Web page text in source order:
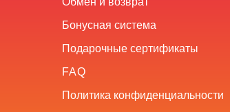
Политика конфиденциальности
FAQ
Подарочные сертификаты
Бонусная система